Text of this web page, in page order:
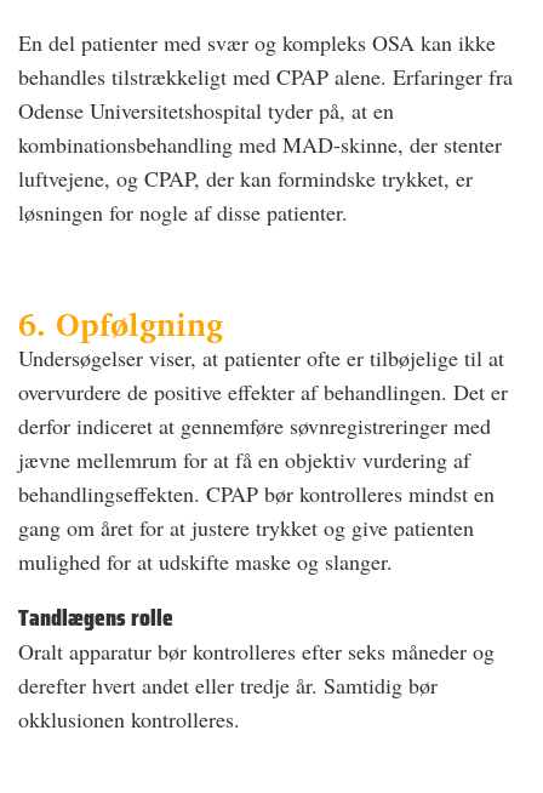
En del patienter med svær og kompleks OSA kan ikke
behandles tilstrækkeligt med CPAP alene. Erfaringer fra
Odense Universitetshospital tyder på, at en
kombinationsbehandling med MAD-skinne, der stenter
luftvejene, og CPAP, der kan formindske trykket, er
løsningen for nogle af disse patienter.
6. Opfølgning
Undersøgelser viser, at patienter ofte er tilbøjelige til at
overvurdere de positive effekter af behandlingen. Det er
derfor indiceret at gennemføre søvnregistreringer med
jævne mellemrum for at få en objektiv vurdering af
behandlingseffekten. CPAP bør kontrolleres mindst en
gang om året for at justere trykket og give patienten
mulighed for at udskifte maske og slanger.
Tandlægens rolle
Oralt apparatur bør kontrolleres efter seks måneder og
derefter hvert andet eller tredje år. Samtidig bør
okklusionen kontrolleres.